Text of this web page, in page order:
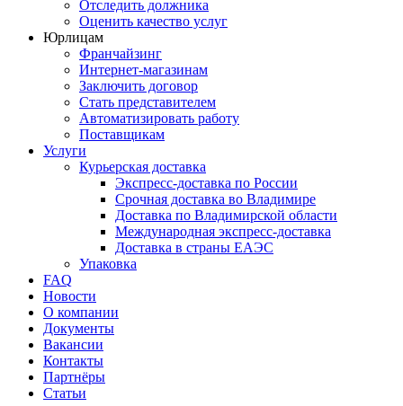
Отследить должника
Оценить качество услуг
Юрлицам
Франчайзинг
Интернет-магазинам
Заключить договор
Стать представителем
Автоматизировать работу
Поставщикам
Услуги
Курьерская доставка
Экспресс-доставка по России
Срочная доставка во Владимире
Доставка по Владимирской области
Международная экспресс-доставка
Доставка в страны ЕАЭС
Упаковка
FAQ
Новости
О компании
Документы
Вакансии
Контакты
Партнёры
Статьи